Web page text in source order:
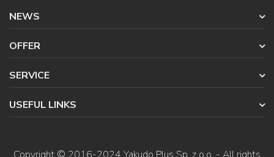
NEWS
OFFER
SERVICE
USEFUL LINKS